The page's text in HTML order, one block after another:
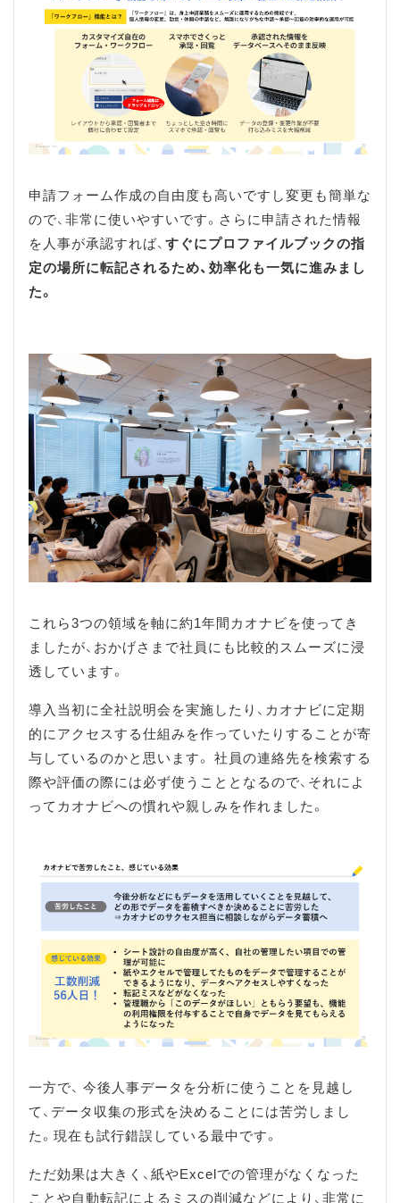
申請フォーム作成の自由度も高いですし変更も簡単な
ので、非常に使いやすいです。さらに申請された情報
を人事が承認すれば、すぐにプロファイルブックの指
定の場所に転記されるため、効率化も一気に進みまし
た。
これら3つの領域を軸に約1年間カオナビを使ってき
ましたが、おかげさまで社員にも比較的スムーズに浸
透しています。
導入当初に全社説明会を実施したり、カオナビに定期
的にアクセスする仕組みを作っていたりすることが寄
与しているのかと思います。 社員の連絡先を検索する
際や評価の際には必ず使うこととなるので、それによ
ってカオナビへの慣れや親しみを作れました。
一方で、 今後人事データを分析に使うことを見越し
て、データ収集の形式を決めることには苦労しまし
た。現在も試行錯誤している最中です。
ただ効果は大きく、紙やExcelでの管理がなくなった
ことや自動転記によるミスの削減などにより、非常に